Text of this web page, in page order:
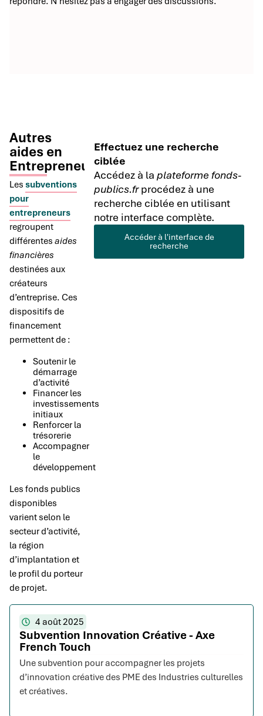
Autres
aides en
Entrepreneuriat
Les subventions
pour
entrepreneurs
regroupent
différentes aides
financières
destinées aux
créateurs
d’entreprise. Ces
dispositifs de
financement
permettent de :
Soutenir le
démarrage
d’activité
Financer les
investissements
initiaux
Renforcer la
trésorerie
Accompagner
le
développement
Les fonds publics
disponibles
varient selon le
secteur d’activité,
la région
d’implantation et
le profil du porteur
de projet.
Effectuez une recherche
ciblée
Accédez à laplateforme fonds-
publics.frprocédez à une
recherche ciblée en utilisant
notre interface complète.
Accéder à l'interface de
recherche
4 août 2025
Subvention Innovation Créative - Axe
French Touch
Une subvention pour accompagner les projets
d’innovation créative des PME des Industries culturelles
et créatives.